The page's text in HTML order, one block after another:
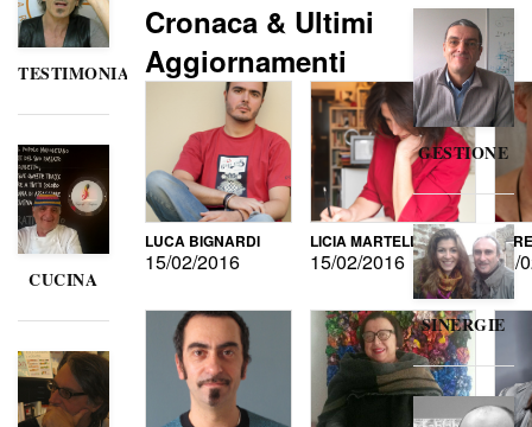
TESTIMONIANZE
CUCINA
Cronaca & Ultimi
Aggiornamenti
LUCA BIGNARDI
15/02/2016
LICIA MARTELLI
15/02/2016 15/
GESTIONE
SINERGIE